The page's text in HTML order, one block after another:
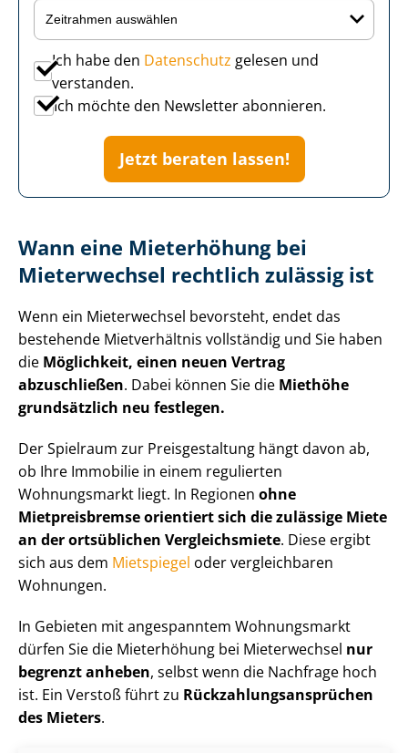
Ich habe den Datenschutz gelesen und
verstanden.
Ich möchte den Newsletter abonnieren.
Jetzt beraten lassen!
Wann eine Mieterhöhung bei
Mieterwechsel rechtlich zulässig ist
Wenn ein Mieterwechsel bevorsteht, endet das
bestehende Mietverhältnis vollständig und Sie haben
die Möglichkeit, einen neuen Vertrag
abzuschließen. Dabei können Sie die Miethöhe
grundsätzlich neu festlegen.
Der Spielraum zur Preisgestaltung hängt davon ab,
ob Ihre Immobilie in einem regulierten
Wohnungsmarkt liegt. In Regionen ohne
Mietpreisbremse orientiert sich die zulässige Miete
an der ortsüblichen Vergleichsmiete. Diese ergibt
sich aus dem Mietspiegel oder vergleichbaren
Wohnungen.
In Gebieten mit angespanntem Wohnungsmarkt
dürfen Sie die Mieterhöhung bei Mieterwechsel nur
begrenzt anheben, selbst wenn die Nachfrage hoch
ist. Ein Verstoß führt zu Rück­zah­lungs­an­sprü­chen
des Mieters.